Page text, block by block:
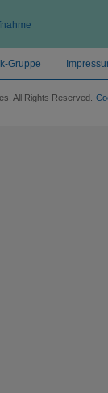
Gruppe
All Rights Reserved.